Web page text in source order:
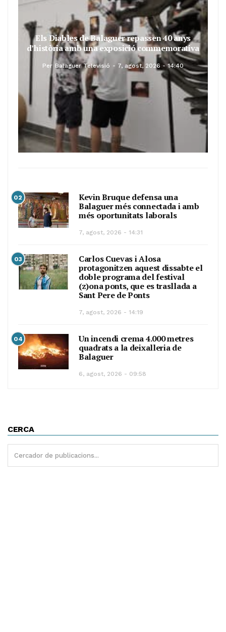
Els Diables de Balaguer repassen 40 anys
d’història amb una exposició commemorativa
Per Balaguer Televisió 7, agost, 2026 - 14:40
02
Kevin Bruque defensa una
Balaguer més connectada i amb
més oportunitats laborals
7, agost, 2026 - 14:31
03
Carlos Cuevas i Alosa
protagonitzen aquest dissabte el
doble programa del festival
(z)ona ponts, que es trasllada a
Sant Pere de Ponts
7, agost, 2026 - 14:19
04
Un incendi crema 4.000 metres
quadrats a la deixalleria de
Balaguer
6, agost, 2026 - 09:58
CERCA